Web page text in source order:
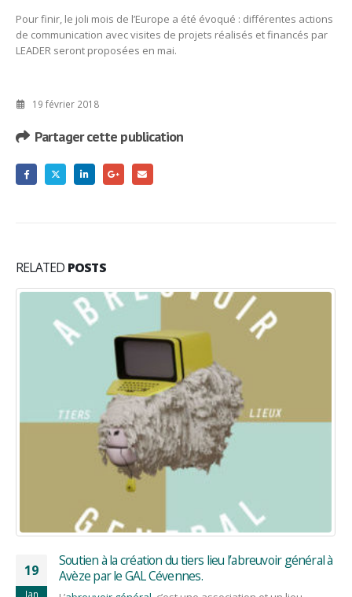
Pour finir, le joli mois de l’Europe a été évoqué : différentes actions
de communication avec visites de projets réalisés et financés par
LEADER seront proposées en mai.
19 février 2018
Partager cette publication
RELATED POSTS
Un nouveau président au GAL Cévennes
Les membres du conseil d'administration et du comité de
programmation se sont réunis le jeudi 7 octobre 2021 à
Alès...